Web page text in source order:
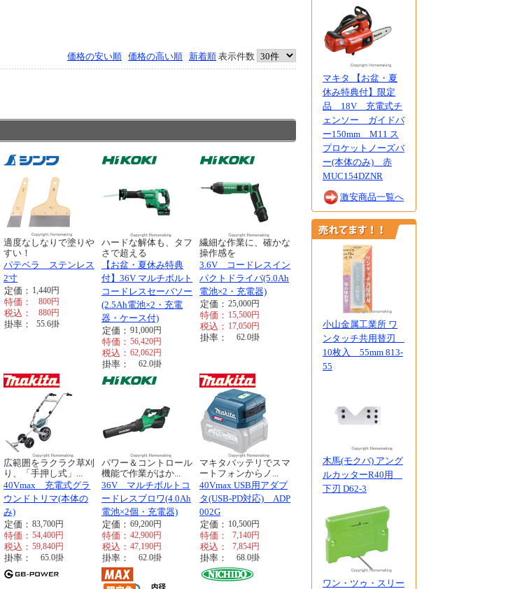
価格の安い順 価格の高い順 新着順 表示件数
適度なしなりで塗りや
すい！
パテベラ ステンレス
2寸
定価： 1,440円
特価： 800円
税込： 880円
掛率： 55.6掛
ハードな解体も、タフ
さで超える
【お盆・夏休み特典
付】36V マルチボルト
コードレスセーバソー
(2.5Ah電池×2・充電
器・ケース付)
定価： 91,000円
特価： 56,420円
税込： 62,062円
掛率： 62.0掛
繊細な作業に、確かな
操作感を
3.6V コードレスイン
パクトドライバ(5.0Ah
電池×2・充電器)
定価： 25,000円
特価： 15,500円
税込： 17,050円
掛率： 62.0掛
広範囲をラクラク草刈
り、「手押し式」...
40Vmax 充電式グラ
ウンドトリマ(本体の
み)
定価： 83,700円
特価： 54,400円
税込： 59,840円
掛率： 65.0掛
パワー＆コントロール
機能で作業がはか...
36V マルチボルトコ
ードレスブロワ(4.0Ah
電池×2個・充電器)
定価： 69,200円
特価： 42,900円
税込： 47,190円
掛率： 62.0掛
マキタバッテリでスマ
ートフォンからノ...
40Vmax USB用アダプ
タ(USB-PD対応) ADP
002G
定価： 10,500円
特価： 7,140円
税込： 7,854円
掛率： 68.0掛
マキタ 【お盆・夏
休み特典付】限定
品 18V 充電式チ
ェンソー ガイドバ
ー150mm M11 ス
プロケットノーズバ
ー(本体のみ) 赤
MUC154DZNR
激安商品一覧へ
小山金属工業所 ワ
ンタッチ共用替刃
10枚入 55mm 813-
55
木馬(モクバ) アング
ルカッターR40用
下刃 D62-3
ワン・ツゥ・スリー